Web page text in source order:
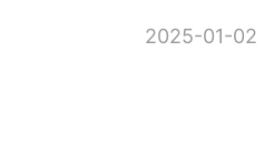
2025-01-02